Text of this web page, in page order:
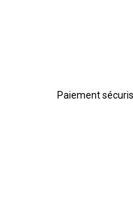
Paiement